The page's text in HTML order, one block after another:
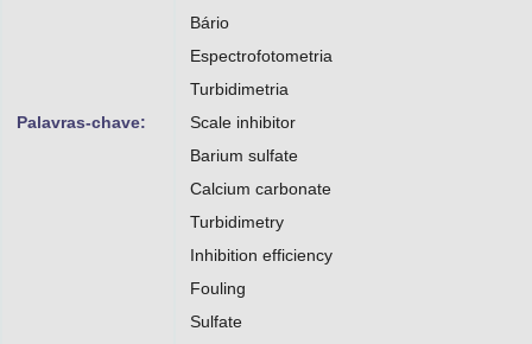
Palavras-chave:
Bário
Espectrofotometria
Turbidimetria
Scale inhibitor
Barium sulfate
Calcium carbonate
Turbidimetry
Inhibition efficiency
Fouling
Sulfate